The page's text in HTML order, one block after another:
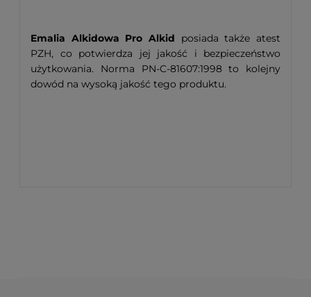
Emalia Alkidowa Pro Alkid posiada także atest
PZH, co potwierdza jej jakość i bezpieczeństwo
użytkowania. Norma PN-C-81607:1998 to kolejny
dowód na wysoką jakość tego produktu.